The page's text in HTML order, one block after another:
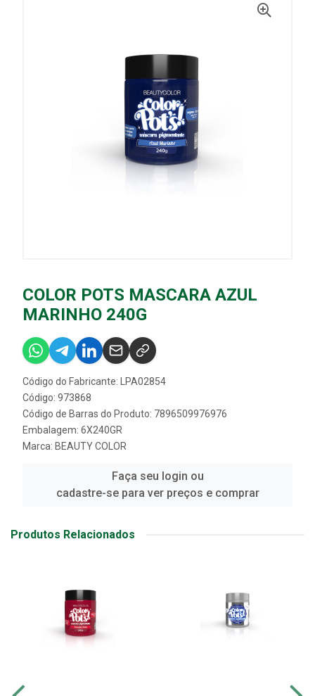
COLOR POTS MASCARA AZUL
MARINHO 240G
Código do Fabricante: LPA02854
Código: 973868
Código de Barras do Produto: 7896509976976
Embalagem: 6X240GR
Marca: BEAUTY COLOR
Faça seu login ou
cadastre-se para ver preços e comprar
Produtos Relacionados